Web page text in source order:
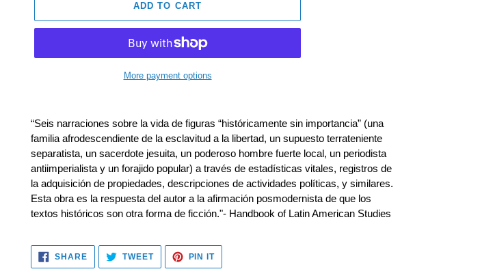
ADD TO CART
More payment options
product
to
cart
“Seis narraciones sobre la vida de figuras “históricamente sin importancia” (una
familia afrodescendiente de la esclavitud a la libertad, un supuesto terrateniente
separatista, un sacerdote jesuita, un poderoso hombre fuerte local, un periodista
antiimperialista y un forajido popular) a través de estadísticas vitales, registros de
la adquisición de propiedades, descripciones de actividades políticas, y similares.
Esta obra es la respuesta del autor a la afirmación posmodernista de que los
textos históricos son otra forma de ficción."- Handbook of Latin American Studies
SHARESHARE
FACEBOOK
TWEETTWEET
TWITTER
PIN ITPIN
PINTEREST